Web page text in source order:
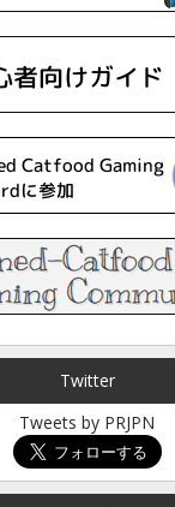
Twitter
Tweets by PRJPN